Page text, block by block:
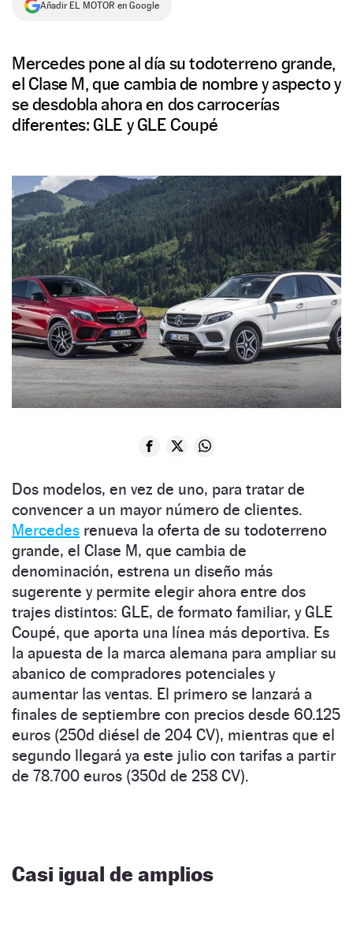
SÍGUENOS
Añadir EL MOTOR en Google
Mercedes pone al día su todoterreno grande,
el Clase M, que cambia de nombre y aspecto y
se desdobla ahora en dos carrocerías
diferentes: GLE y GLE Coupé
Dos modelos, en vez de uno, para tratar de
convencer a un mayor número de clientes.
Mercedes renueva la oferta de su todoterreno
grande, el Clase M, que cambia de
denominación, estrena un diseño más
sugerente y permite elegir ahora entre dos
trajes distintos: GLE, de formato familiar, y GLE
Coupé, que aporta una línea más deportiva. Es
la apuesta de la marca alemana para ampliar su
abanico de compradores potenciales y
aumentar las ventas. El primero se lanzará a
finales de septiembre con precios desde 60.125
euros (250d diésel de 204 CV), mientras que el
segundo llegará ya este julio con tarifas a partir
de 78.700 euros (350d de 258 CV).
Casi igual de amplios